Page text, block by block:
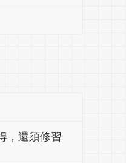
，還須修習